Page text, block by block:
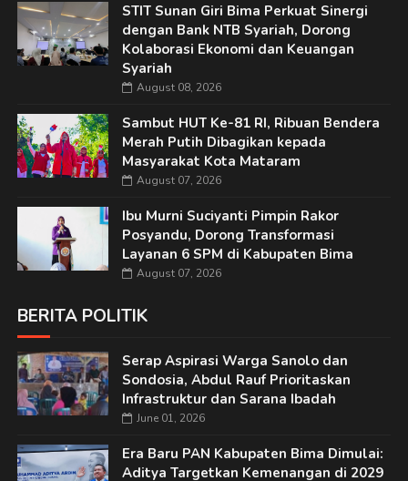
STIT Sunan Giri Bima Perkuat Sinergi
dengan Bank NTB Syariah, Dorong
Kolaborasi Ekonomi dan Keuangan
Syariah
August 08, 2026
Sambut HUT Ke-81 RI, Ribuan Bendera
Merah Putih Dibagikan kepada
Masyarakat Kota Mataram
August 07, 2026
Ibu Murni Suciyanti Pimpin Rakor
Posyandu, Dorong Transformasi
Layanan 6 SPM di Kabupaten Bima
August 07, 2026
BERITA POLITIK
Serap Aspirasi Warga Sanolo dan
Sondosia, Abdul Rauf Prioritaskan
Infrastruktur dan Sarana Ibadah
June 01, 2026
Era Baru PAN Kabupaten Bima Dimulai:
Aditya Targetkan Kemenangan di 2029